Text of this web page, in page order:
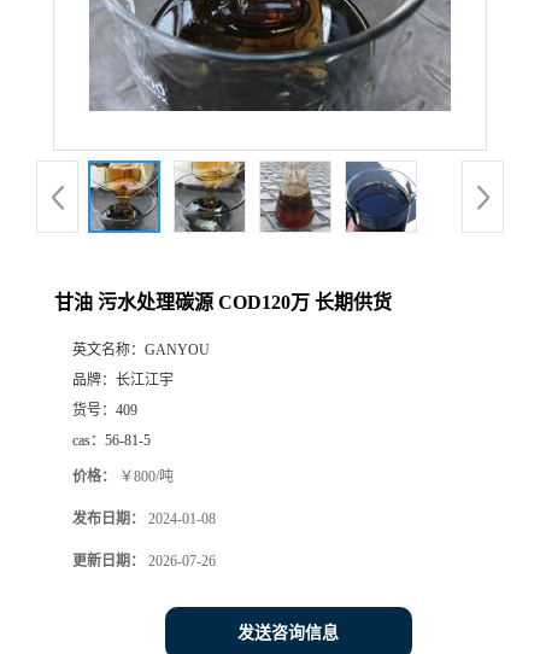
甘油 污水处理碳源 COD120万 长期供货
英文名称： GANYOU
品牌： 长江江宇
货号： 409
cas： 56-81-5
价格： ￥800/吨
发布日期： 2024-01-08
更新日期： 2026-07-26
发送咨询信息